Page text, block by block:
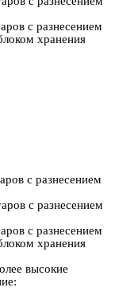
с разнесением
хранения
с разнесением
с разнесением
с разнесением
хранения
высокие